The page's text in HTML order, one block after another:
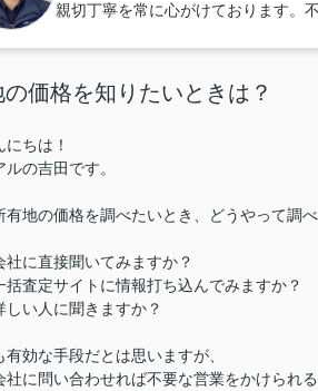
親切丁寧を常に心がけております。
の価格を知りたいときは？
ちは！
の吉田です。
有地の価格を調べたいとき、どうやって調
社に直接聞いてみますか？
括査定サイトに情報打ち込んでみますか？
しい人に聞きますか？
有効な手段だとは思いますが、
社に問い合わせれば不要な営業をかけられる